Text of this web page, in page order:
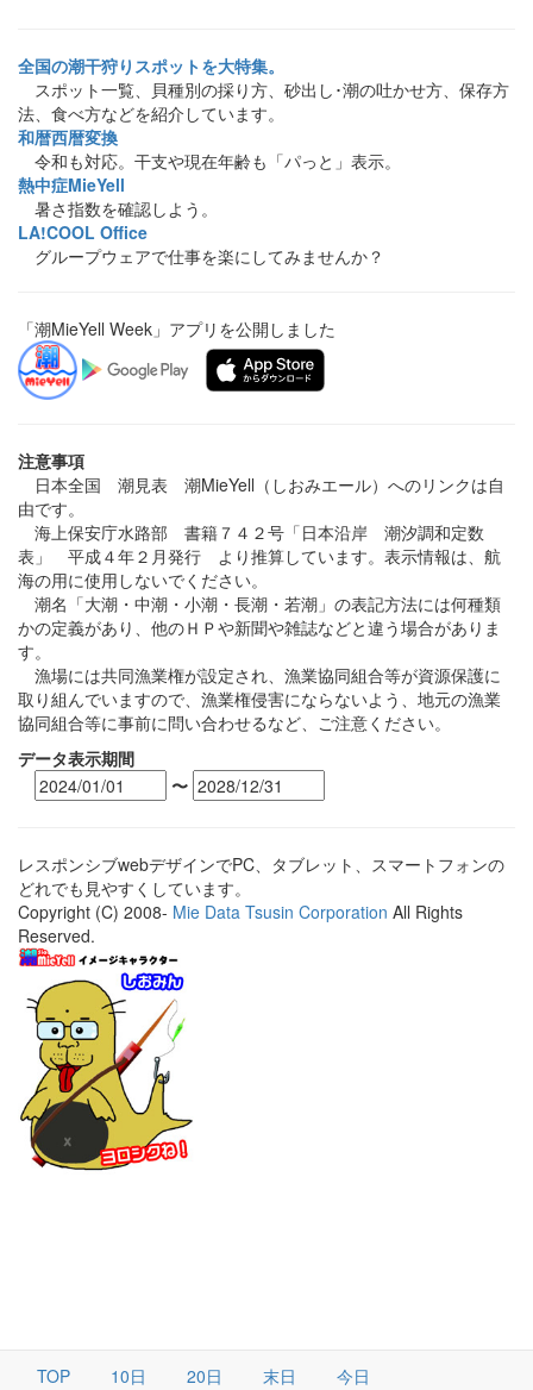
全国の潮干狩りスポットを大特集。
スポット一覧、貝種別の採り方、砂出し･潮の吐かせ方、保存方
法、食べ方などを紹介しています。
和暦西暦変換
令和も対応。干支や現在年齢も「パっと」表示。
熱中症MieYell
暑さ指数を確認しよう。
LA!COOL Office
グループウェアで仕事を楽にしてみませんか？
「潮MieYell Week」アプリを公開しました
注意事項
日本全国 潮見表 潮MieYell（しおみエール）へのリンクは自
由です。
海上保安庁水路部 書籍７４２号「日本沿岸 潮汐調和定数
表」 平成４年２月発行 より推算しています。表示情報は、航
海の用に使用しないでください。
潮名「大潮・中潮・小潮・長潮・若潮」の表記方法には何種類
かの定義があり、他のＨＰや新聞や雑誌などと違う場合がありま
す。
漁場には共同漁業権が設定され、漁業協同組合等が資源保護に
取り組んでいますので、漁業権侵害にならないよう、地元の漁業
協同組合等に事前に問い合わせるなど、ご注意ください。
データ表示期間
〜
レスポンシブwebデザインでPC、タブレット、スマートフォンの
どれでも見やすくしています。
Copyright (C) 2008- Mie Data Tsusin Corporation All Rights
Reserved.
TOP 10日 20日 末日 今日